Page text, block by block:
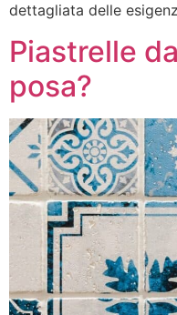
dettagliata delle
Piastrelle
posa?